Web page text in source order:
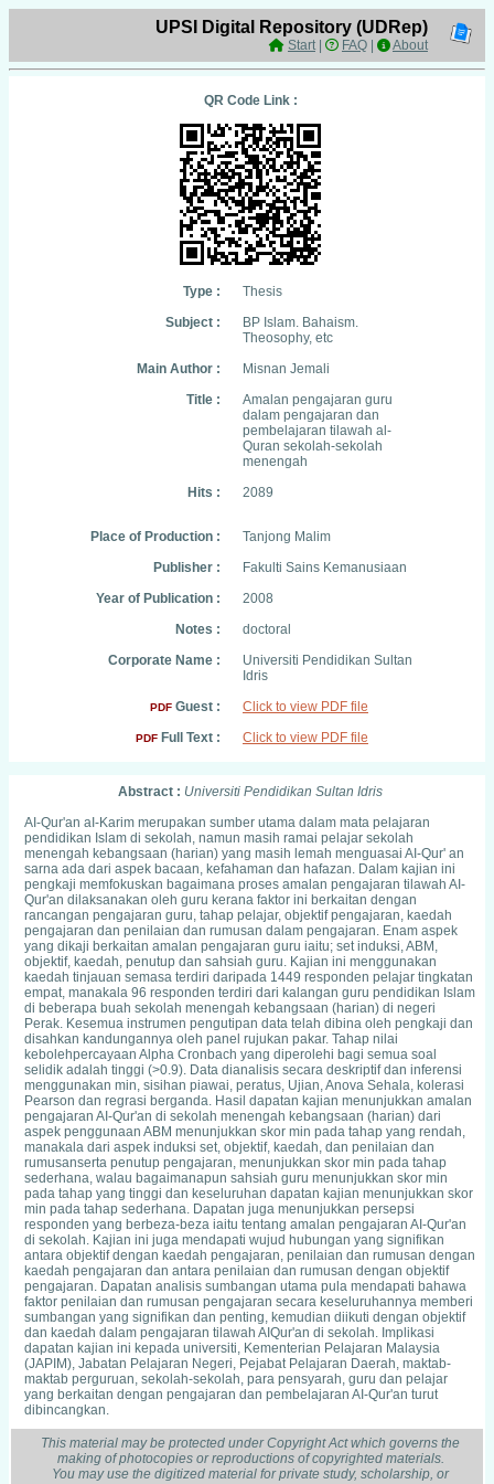
UPSI Digital Repository (UDRep)
Start| FAQ About
QR Code Link :
Type :
Thesis
Subject :
BP Islam. Bahaism.
Theosophy, etc
Main Author :
Misnan Jemali
Title :
Amalan pengajaran guru
dalam pengajaran dan
pembelajaran tilawah al-
Quran sekolah-sekolah
menengah
Hits :
2089
Place of Production :
Tanjong Malim
Publisher :
Fakulti Sains Kemanusiaan
Year of Publication :
2008
Notes :
doctoral
Corporate Name :
Universiti Pendidikan Sultan
Idris
PDF Guest : Click to view PDF file
PDF Full Text : Click to view PDF file
Abstract : Universiti Pendidikan Sultan Idris
AI-Qur'an aI-Karim merupakan sumber utama dalam mata pelajaran
pendidikan Islam di sekolah, namun masih ramai pelajar sekolah
menengah kebangsaan (harian) yang masih lemah menguasai AI-Qur' an
sarna ada dari aspek bacaan, kefahaman dan hafazan. Dalam kajian ini
pengkaji memfokuskan bagaimana proses amalan pengajaran tilawah AI-
Qur'an dilaksanakan oleh guru kerana faktor ini berkaitan dengan
rancangan pengajaran guru, tahap pelajar, objektif pengajaran, kaedah
pengajaran dan penilaian dan rumusan dalam pengajaran. Enam aspek
yang dikaji berkaitan amalan pengajaran guru iaitu; set induksi, ABM,
objektif, kaedah, penutup dan sahsiah guru. Kajian ini menggunakan
kaedah tinjauan semasa terdiri daripada 1449 responden pelajar tingkatan
empat, manakala 96 responden terdiri dari kalangan guru pendidikan Islam
di beberapa buah sekolah menengah kebangsaan (harian) di negeri
Perak. Kesemua instrumen pengutipan data telah dibina oleh pengkaji dan
disahkan kandungannya oleh panel rujukan pakar. Tahap nilai
kebolehpercayaan Alpha Cronbach yang diperolehi bagi semua soal
selidik adalah tinggi (>0.9). Data dianalisis secara deskriptif dan inferensi
menggunakan min, sisihan piawai, peratus, Ujian, Anova Sehala, kolerasi
Pearson dan regrasi berganda. Hasil dapatan kajian menunjukkan amalan
pengajaran AI-Qur'an di sekolah menengah kebangsaan (harian) dari
aspek penggunaan ABM menunjukkan skor min pada tahap yang rendah,
manakala dari aspek induksi set, objektif, kaedah, dan penilaian dan
rumusanserta penutup pengajaran, menunjukkan skor min pada tahap
sederhana, walau bagaimanapun sahsiah guru menunjukkan skor min
pada tahap yang tinggi dan keseluruhan dapatan kajian menunjukkan skor
min pada tahap sederhana. Dapatan juga menunjukkan persepsi
responden yang berbeza-beza iaitu tentang amalan pengajaran AI-Qur'an
di sekolah. Kajian ini juga mendapati wujud hubungan yang signifikan
antara objektif dengan kaedah pengajaran, penilaian dan rumusan dengan
kaedah pengajaran dan antara penilaian dan rumusan dengan objektif
pengajaran. Dapatan analisis sumbangan utama pula mendapati bahawa
faktor penilaian dan rumusan pengajaran secara keseluruhannya memberi
sumbangan yang signifikan dan penting, kemudian diikuti dengan objektif
dan kaedah dalam pengajaran tilawah AIQur'an di sekolah. Implikasi
dapatan kajian ini kepada universiti, Kementerian Pelajaran Malaysia
(JAPIM), Jabatan Pelajaran Negeri, Pejabat Pelajaran Daerah, maktab-
maktab perguruan, sekolah-sekolah, para pensyarah, guru dan pelajar
yang berkaitan dengan pengajaran dan pembelajaran AI-Qur'an turut
dibincangkan.
This material may be protected under Copyright Act which governs the
making of photocopies or reproductions of copyrighted materials.
You may use the digitized material for private study, scholarship, or